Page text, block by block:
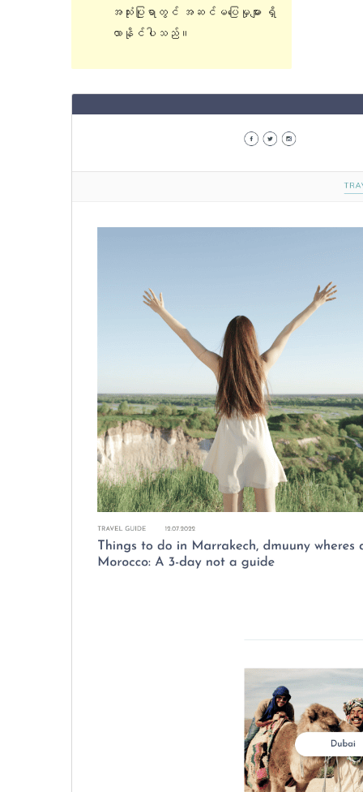
အသုံးပြုရာတွင် အဆင်မပြေမှုများ ရှိ
လာနိုင်ပါသည်။